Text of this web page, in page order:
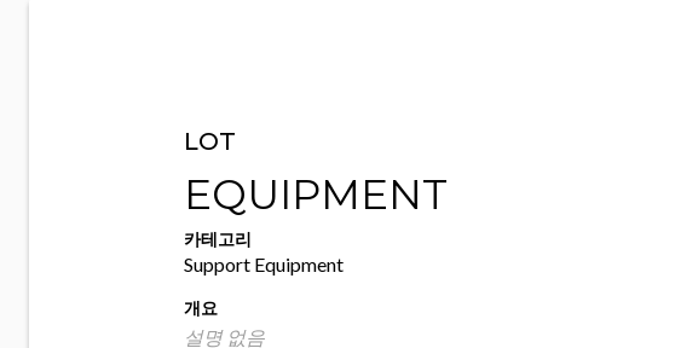
LOT
EQUIPMENT
카테고리
Support Equipment
개요
설명 없음